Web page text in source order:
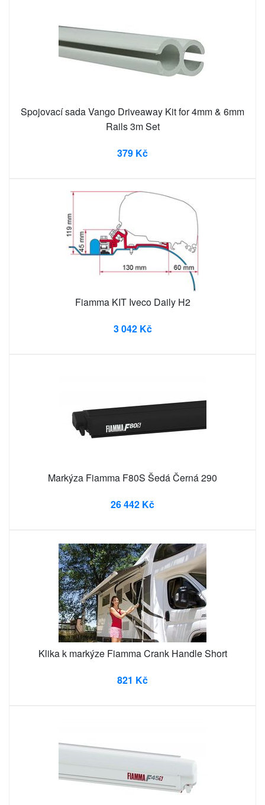
Spojovací sada Vango Driveaway Kit for 4mm & 6mm
Rails 3m Set
379 Kč
Fiamma KIT Iveco Daily H2
3 042 Kč
Markýza Fiamma F80S Šedá Černá 290
26 442 Kč
Klika k markýze Fiamma Crank Handle Short
821 Kč